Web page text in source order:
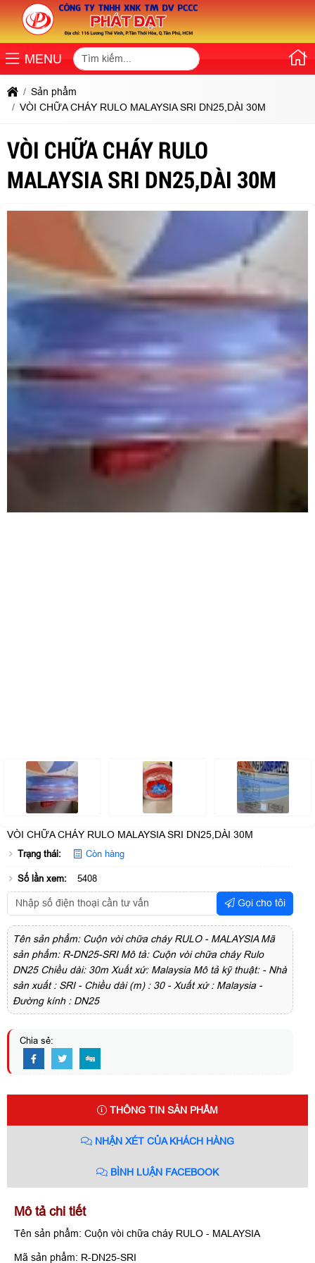
MENU
Sản phẩm
VÒI CHỮA CHÁY RULO MALAYSIA SRI DN25,DÀI 30M
VÒI CHỮA CHÁY RULO
MALAYSIA SRI DN25,DÀI 30M
VÒI CHỮA CHÁY RULO MALAYSIA SRI DN25,DÀI 30M
Trạng thái: Còn hàng
Số lần xem: 5408
Gọi cho tôi
Tên sản phẩm: Cuộn vòi chữa cháy RULO - MALAYSIA Mã
sản phẩm: R-DN25-SRI Mô tả: Cuộn vòi chữa cháy Rulo
DN25 Chiều dài: 30m Xuất xứ: Malaysia Mô tả kỹ thuật: - Nhà
sản xuất : SRI - Chiều dài (m) : 30 - Xuất xứ : Malaysia -
Đường kính : DN25
Chia sẻ:
THÔNG TIN SẢN PHẨM
NHẬN XÉT CỦA KHÁCH HÀNG
BÌNH LUẬN FACEBOOK
Mô tả chi tiết
Tên sản phẩm: Cuộn vòi chữa cháy RULO - MALAYSIA
Mã sản phẩm: R-DN25-SRI